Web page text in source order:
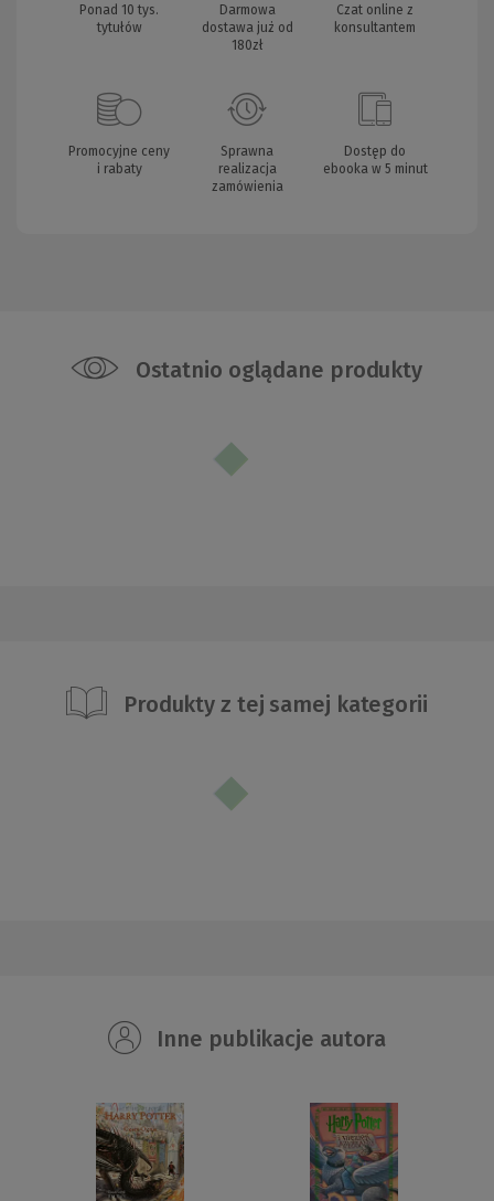
Ponad 10 tys.
tytułów
Darmowa
dostawa już od
180zł
Czat online z
konsultantem
Promocyjne ceny
i rabaty
Sprawna
realizacja
zamówienia
Dostęp do
ebooka w 5 minut
Ostatnio oglądane produkty
Produkty z tej samej kategorii
Inne publikacje autora